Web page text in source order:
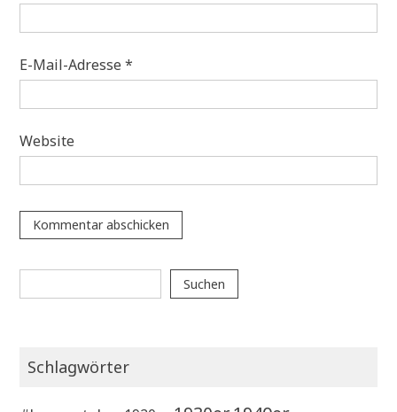
E-Mail-Adresse*
Website
Suchen
Suchen
Schlagwörter